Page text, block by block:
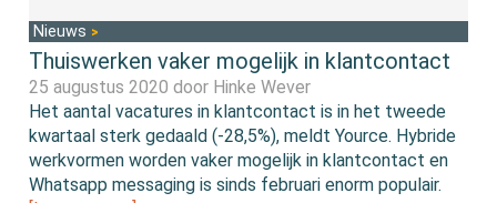
Nieuws
Thuiswerken vaker mogelijk in klantcontact
25 augustus 2020 door Hinke Wever
Het aantal vacatures in klantcontact is in het tweede
kwartaal sterk gedaald (-28,5%), meldt Yource. Hybride
werkvormen worden vaker mogelijk in klantcontact en
Whatsapp messaging is sinds februari enorm populair.